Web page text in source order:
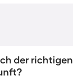
der richtigen